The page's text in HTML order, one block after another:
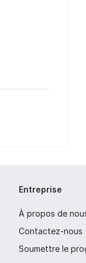
Entreprise
À propos de
Contactez-nous
Soumettre le